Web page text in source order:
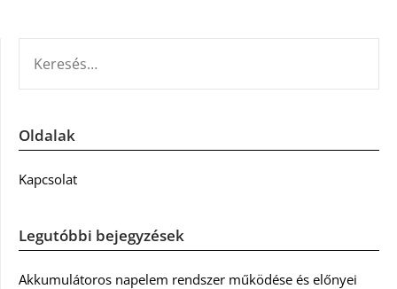
Oldalak
Kapcsolat
Legutóbbi bejegyzések
Akkumulátoros napelem rendszer működése és előnyei